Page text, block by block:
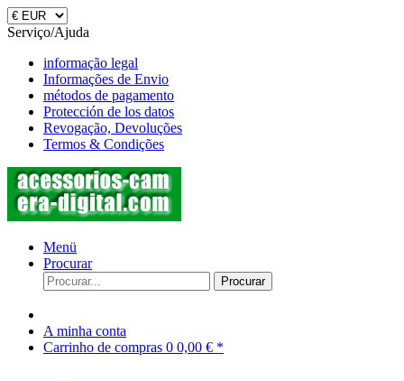
Serviço/Ajuda
informação legal
Informações de Envio
métodos de pagamento
Protección de los datos
Revogação, Devoluções
Termos & Condições
Menü
Procurar
Procurar
A minha conta
Carrinho de compras 0 0,00 € *